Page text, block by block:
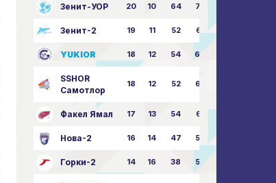
Зенит-УОР 20 10 64 74:43
Зенит-2 19 11 52 68:51
YUKIOR 18 12 54 64:46
SSHOR
Самотлор
18 12 52 64:50
Факел Ямал 17 13 54 65:52
Нова-2 16 14 47 58:57
Горки-2 14 16 38 50:63